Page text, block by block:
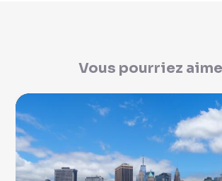
Vous pourriez